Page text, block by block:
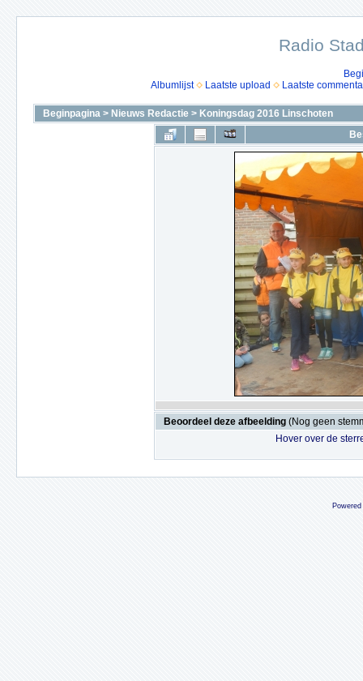
Radio
Albumlijst
Laatste upload Laatste
Beginpagina > Nieuws Redactie > Koningsdag 2016 Linschoten
Beoordeel deze afbeelding (Nog geen
Hover over de